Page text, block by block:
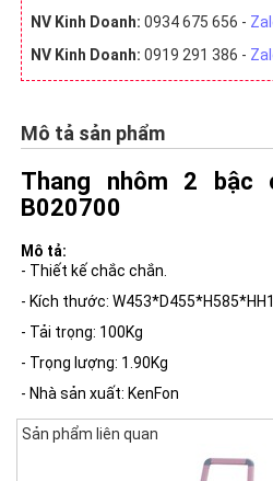
NV Kinh Doanh: 0934 675 656 -
NV Kinh Doanh: 0919 291 386 -
Mô tả sản phẩm
Thang nhôm 2 bậc
B020700
Mô tả:
- Thiết kế chắc chắn.
- Kích thước:
- Tải trọng: 100Kg
- Trọng lượng: 1.90Kg
- Nhà sản xuất: KenFon
Sản phẩm liên quan